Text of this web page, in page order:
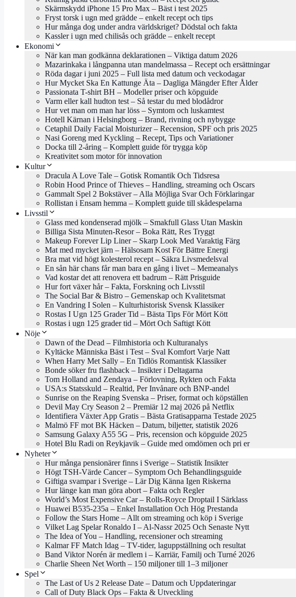
Skärmskydd iPhone 15 Pro Max – Bäst i test 2025
Fryst torsk i ugn med grädde – enkelt recept och tips
Hur många dog under andra världskriget? Dödstal och fakta
Kassler i ugn med chilisås och grädde – enkelt recept
Ekonomi
När kan man godkänna deklarationen – Viktiga datum 2026
Mazarinkaka i långpanna utan mandelmassa – Recept och ersättningar
Röda dagar i juni 2025 – Full lista med datum och veckodagar
Hur Mycket Ska En Kattunge Äta – Dagliga Mängder Efter Ålder
Passionata T-shirt BH – Modeller priser och köpguide
Varm eller kall hudton test – Så testar du med blodådror
Hur vet man om man har löss – Symtom och luskamtest
Hotell Kärnan i Helsingborg – Brand, rivning och nybygge
Cetaphil Daily Facial Moisturizer – Recension, SPF och pris 2025
Nasi Goreng med Kyckling – Recept, Tips och Variationer
Docka till 2-åring – Komplett guide för trygga köp
Kreativitet som motor för innovation
Kultur
Dracula A Love Tale – Gotisk Romantik Och Tidsresa
Robin Hood Prince of Thieves – Handling, streaming och Oscars
Gammalt Spel 2 Bokstäver – Alla Möjliga Svar Och Förklaringar
Rollistan i Ensam hemma – Komplett guide till skådespelarna
Livsstil
Glass med kondenserad mjölk – Smakfull Glass Utan Maskin
Billiga Sista Minuten-Resor – Boka Rätt, Res Tryggt
Makeup Forever Lip Liner – Skarp Look Med Varaktig Färg
Mat med mycket järn – Hälsosam Kost För Bättre Energi
Bra mat vid högt kolesterol recept – Säkra Livsmedelsval
En sån här chans får man bara en gång i livet – Memeanalys
Vad kostar det att renovera ett badrum – Rätt Prisguide
Hur fort växer hår – Fakta, Forskning och Livsstil
The Social Bar & Bistro – Gemenskap och Kvalitetsmat
En Vandring I Solen – Kulturhistorisk Svensk Klassiker
Rostas I Ugn 125 Grader Tid – Bästa Tips För Mört Kött
Rostas i ugn 125 grader tid – Mört Och Saftigt Kött
Nöje
Dawn of the Dead – Filmhistoria och Kulturanalys
Kyltäcke Människa Bäst i Test – Sval Komfort Varje Natt
When Harry Met Sally – En Tidlös Romantisk Klassiker
Bonde söker fru flashback – Insikter i Deltagarna
Tom Holland and Zendaya – Förlovning, Rykten och Fakta
USA:s Statsskuld – Realtid, Per Invånare och BNP-andel
Sunrise on the Reaping Svenska – Priser, format och köpställen
Devil May Cry Season 2 – Premiär 12 maj 2026 på Netflix
Identifiera Växter App Gratis – Bästa Gratisapparna Testade 2025
Malmö FF mot BK Häcken – Datum, biljetter, statistik 2026
Samsung Galaxy A55 5G – Pris, recension och köpguide 2025
Hotel Blu Radi on Reykjavik – Guide med omdömen och pri er
Nyheter
Hur många pensionärer finns i Sverige – Statistik Insikter
Högt TSH-Värde Cancer – Symptom Och Behandlingsguide
Giftiga svampar i Sverige – Lär Dig Känna Igen Riskerna
Hur länge kan man göra abort – Fakta och Regler
World’s Most Expensive Car – Rolls-Royce Droptail I Särklass
Huawei B535-235a – Enkel Installation Och Hög Prestanda
Follow the Stars Home – Allt om streaming och köp i Sverige
Vilket Lag Spelar Ronaldo I – Al-Nassr 2025 Och Senaste Nytt
The Idea of You – Handling, recensioner och streaming
Kalmar FF Match Idag – TV-tider, laguppställning och resultat
Band Viktor Norén är medlem i – Karriär, Familj och Turné 2026
Charlie Sheen Net Worth – 150 miljoner till 1–3 miljoner
Spel
The Last of Us 2 Release Date – Datum och Uppdateringar
Call of Duty Black Ops – Fakta & Utveckling